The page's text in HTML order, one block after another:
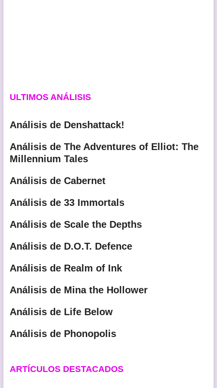
ULTIMOS ANÁLISIS
Análisis de Denshattack!
Análisis de The Adventures of Elliot: The
Millennium Tales
Análisis de Cabernet
Análisis de 33 Immortals
Análisis de Scale the Depths
Análisis de D.O.T. Defence
Análisis de Realm of Ink
Análisis de Mina the Hollower
Análisis de Life Below
Análisis de Phonopolis
ARTÍCULOS DESTACADOS